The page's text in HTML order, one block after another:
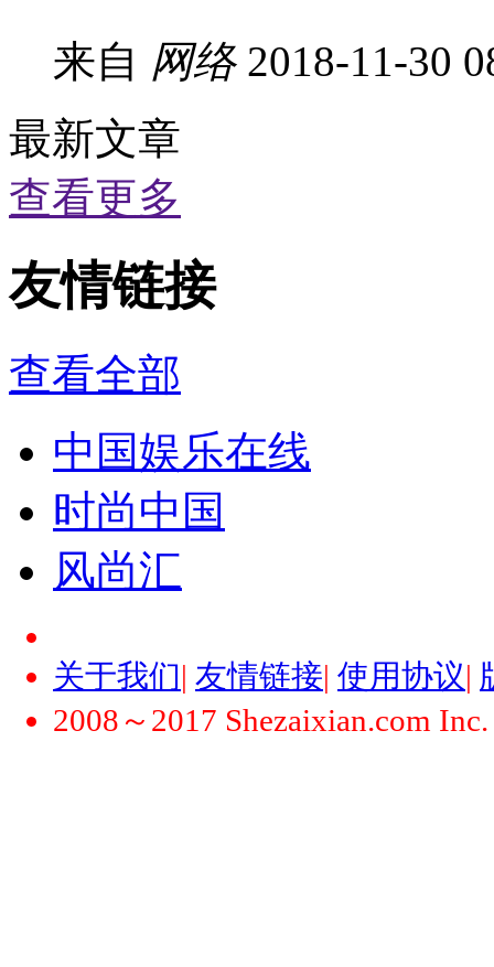
来自 网络 2018-11-30
最新文章
查看更多
友情链接
查看全部
中国娱乐在线
时尚中国
风尚汇
关于我们| 友情链接| 使用协议|
2008～2017 Shezaixian.com